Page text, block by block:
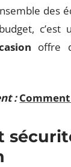
des
offre
: